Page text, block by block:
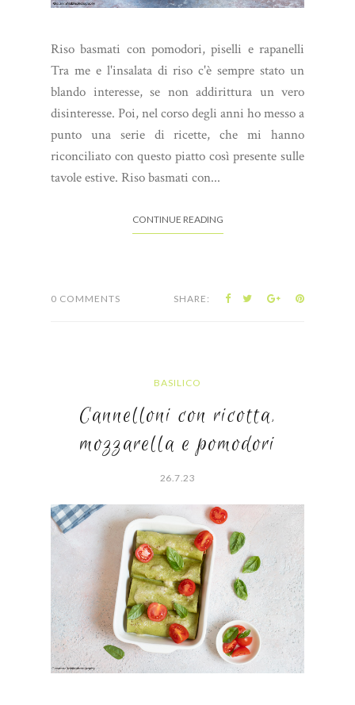
Riso basmati con pomodori, piselli e rapanelli
Tra me e l'insalata di riso c'è sempre stato un
blando interesse, se non addirittura un vero
disinteresse. Poi, nel corso degli anni ho messo a
punto una serie di ricette, che mi hanno
riconciliato con questo piatto così presente sulle
tavole estive. Riso basmati con...
CONTINUE READING
0 COMMENTS SHARE:
BASILICO
Cannelloni con ricotta,
mozzarella e pomodori
26.7.23